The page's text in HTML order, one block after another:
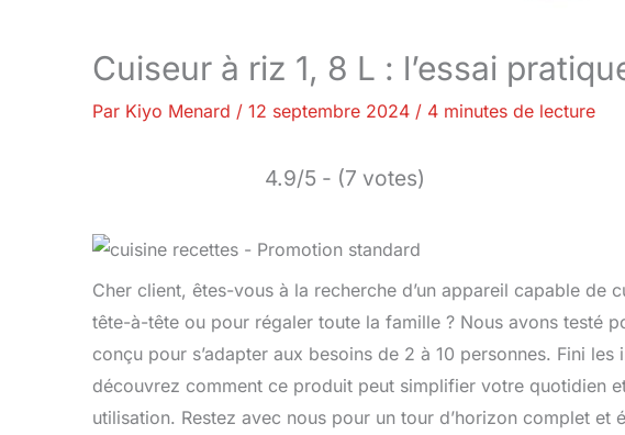
Cuiseur à riz 1, 8 L : l’essai
Par Kiyo Menard / 12 septembre 2024 / 4 minutes de lecture
4.9/5 - (7 votes)
Cher client, êtes-vous à la recherche d’un appareil capable de
tête-à-tête ou pour régaler toute la famille ? Nous avons testé
conçu pour s’adapter aux besoins de 2 à 10 personnes. Fini
découvrez comment ce produit peut simplifier votre quotidien
utilisation. Restez avec nous pour un tour d’horizon complet et